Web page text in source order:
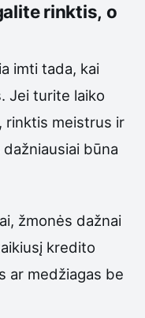
rinktis, o
imti tada, kai
Jei turite laiko
rinktis meistrus ir
būna
žmonės dažnai
kredito
ar medžiagas be